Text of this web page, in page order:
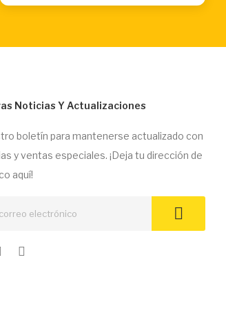
Noticias Y Actualizaciones
boletín para mantenerse actualizado con
y ventas especiales. ¡Deja tu dirección de
aquí!